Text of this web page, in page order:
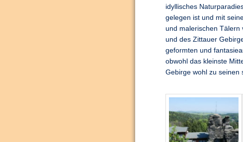
idyllisches
gelegen ist und mit
und malerischen Tälern
und des Zittauer
geformten und
obwohl das kleinste
Gebirge wohl zu seinen